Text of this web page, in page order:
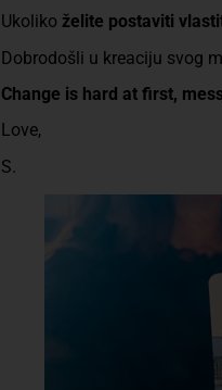
Ukoliko želite postaviti
Dobrodošli u kreaciju svog
Change is hard at first,
Love,
S.